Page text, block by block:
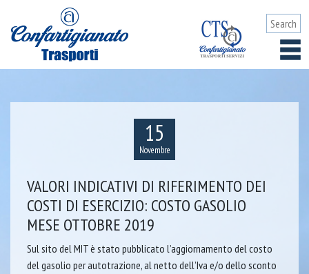
15
Novembre
VALORI INDICATIVI DI RIFERIMENTO DEI
COSTI DI ESERCIZIO: COSTO GASOLIO
MESE OTTOBRE 2019
Sul sito del MIT è stato pubblicato l’aggiornamento del costo
del gasolio per autotrazione, al netto dell’Iva e/o dello sconto